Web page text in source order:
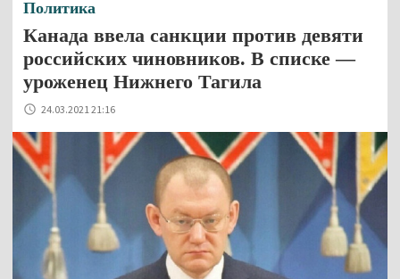
Политика
Канада ввела санкции против девяти
российских чиновников. В списке —
уроженец Нижнего Тагила
24.03.2021 21:16